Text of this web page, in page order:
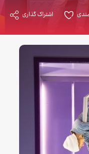
اشتراک گذاری